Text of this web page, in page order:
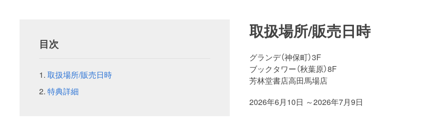
目次
取扱場所/販売日時
特典詳細
取扱場所/販売日時
グランデ（神保町）3F
ブックタワー（秋葉原）8F
芳林堂書店高田馬場店
2026年6月10日 ～2026年7月9日